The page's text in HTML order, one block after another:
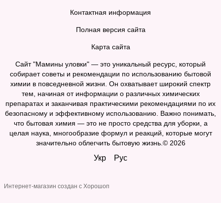
Контактная информация
Полная версия сайта
Карта сайта
Сайт "Мамины уловки" — это уникальный ресурс, который
собирает советы и рекомендации по использованию бытовой
химии в повседневной жизни. Он охватывает широкий спектр
тем, начиная от информации о различных химических
препаратах и заканчивая практическими рекомендациями по их
безопасному и эффективному использованию. Важно понимать,
что бытовая химия — это не просто средства для уборки, а
целая наука, многообразие формул и реакций, которые могут
значительно облегчить бытовую жизнь.© 2026
Укр Рус
Интернет-магазин создан с Хорошоп